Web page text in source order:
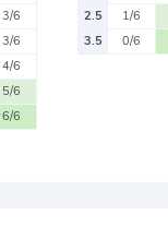
3/6
3/6
4/6
5/6
6/6
2.5
1/6
3.5
0/6